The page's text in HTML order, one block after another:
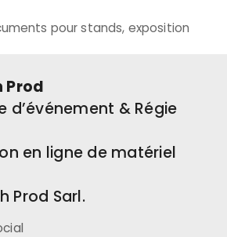
pour stands, exposition
Prod
d’événement & Régie
en ligne de matériel
Prod Sarl.